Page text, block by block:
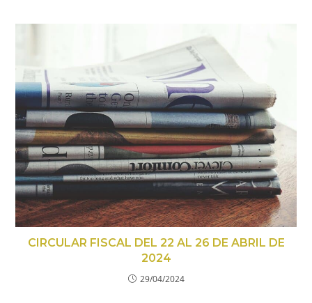
CIRCULAR FISCAL DEL 22 AL 26 DE ABRIL DE
2024
29/04/2024